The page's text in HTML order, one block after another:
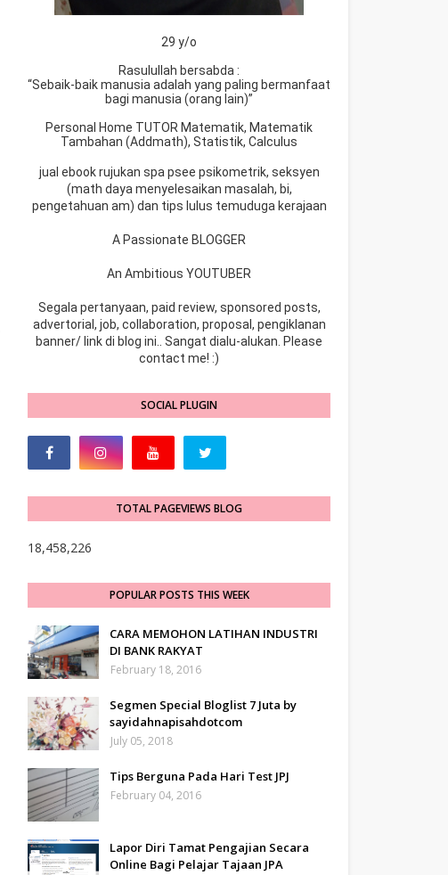
29 y/o
Rasulullah bersabda :
“Sebaik-baik manusia adalah yang paling bermanfaat
bagi manusia (orang lain)”
Personal Home TUTOR Matematik, Matematik
Tambahan (Addmath), Statistik, Calculus
jual ebook rujukan spa psee psikometrik, seksyen
(math daya menyelesaikan masalah, bi,
pengetahuan am) dan tips lulus temuduga kerajaan
A Passionate BLOGGER
An Ambitious YOUTUBER
Segala pertanyaan, paid review, sponsored posts,
advertorial, job, collaboration, proposal, pengiklanan
banner/ link di blog ini.. Sangat dialu-alukan. Please
contact me! :)
SOCIAL PLUGIN
TOTAL PAGEVIEWS BLOG
18,458,226
POPULAR POSTS THIS WEEK
CARA MEMOHON LATIHAN INDUSTRI
DI BANK RAKYAT
February 18, 2016
Segmen Special Bloglist 7 Juta by
sayidahnapisahdotcom
July 05, 2018
Tips Berguna Pada Hari Test JPJ
February 04, 2016
Lapor Diri Tamat Pengajian Secara
Online Bagi Pelajar Tajaan JPA